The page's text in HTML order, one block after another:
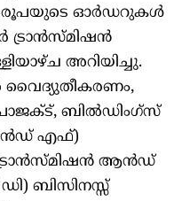
രൂപയുടെ ഓർഡറുകൾ
ട്രാൻസ്മിഷൻ
അറിയിച്ചു.
വൈദ്യുതീകരണം,
ബിൽഡിംഗ്സ്
എഫ്)
ആൻഡ്
ബിസിനസ്സ്